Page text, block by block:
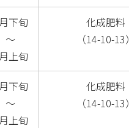
下旬
～
上旬
化成肥料
（14-10-13）
下旬
～
上旬
化成肥料
（14-10-13）